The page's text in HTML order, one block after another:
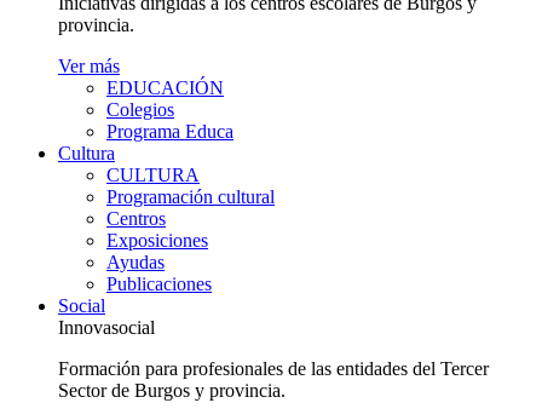
provincia.
Ver más
EDUCACIÓN
Colegios
Programa Educa
Cultura
CULTURA
Programación cultural
Centros
Exposiciones
Ayudas
Publicaciones
Social
Innovasocial
Formación para profesionales de las entidades del Tercer
Sector de Burgos y provincia.